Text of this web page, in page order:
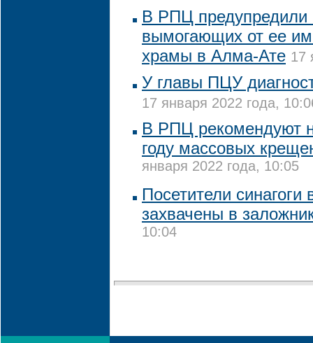
В РПЦ
вымогающих от ее
храмы в Алма-Ате 17
У главы ПЦУ
17 января 2022 года,
В РПЦ рекомендуют
году массовых
января 2022 года, 10:05
Посетители
захвачены в
10:04